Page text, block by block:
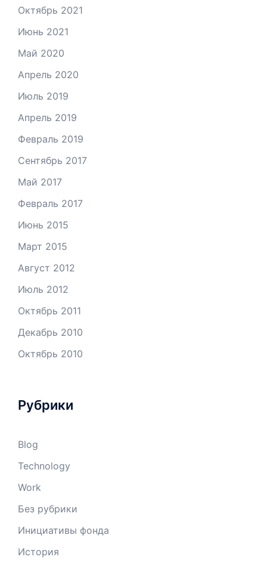
Октябрь 2021
Июнь 2021
Май 2020
Апрель 2020
Июль 2019
Апрель 2019
Февраль 2019
Сентябрь 2017
Май 2017
Февраль 2017
Июнь 2015
Март 2015
Август 2012
Июль 2012
Октябрь 2011
Декабрь 2010
Октябрь 2010
Рубрики
Blog
Technology
Work
Без рубрики
Инициативы фонда
История